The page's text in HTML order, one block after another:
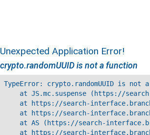
Unexpected Application Error!
crypto.randomUUID is not a function
TypeError: crypto.randomUUID is not
at JS.mc.suspense (https://
at https://search-
at https://search-
at AS (https://search-
at https://search-